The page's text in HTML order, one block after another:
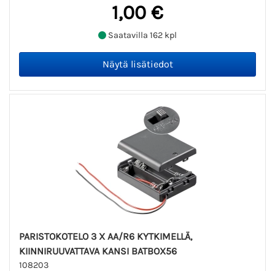
1,00 €
Saatavilla 162 kpl
PARISTOKOTELO 3 X AA/R6 KYTKIMELLÄ,
KIINNIRUUVATTAVA KANSI BATBOX56
108203